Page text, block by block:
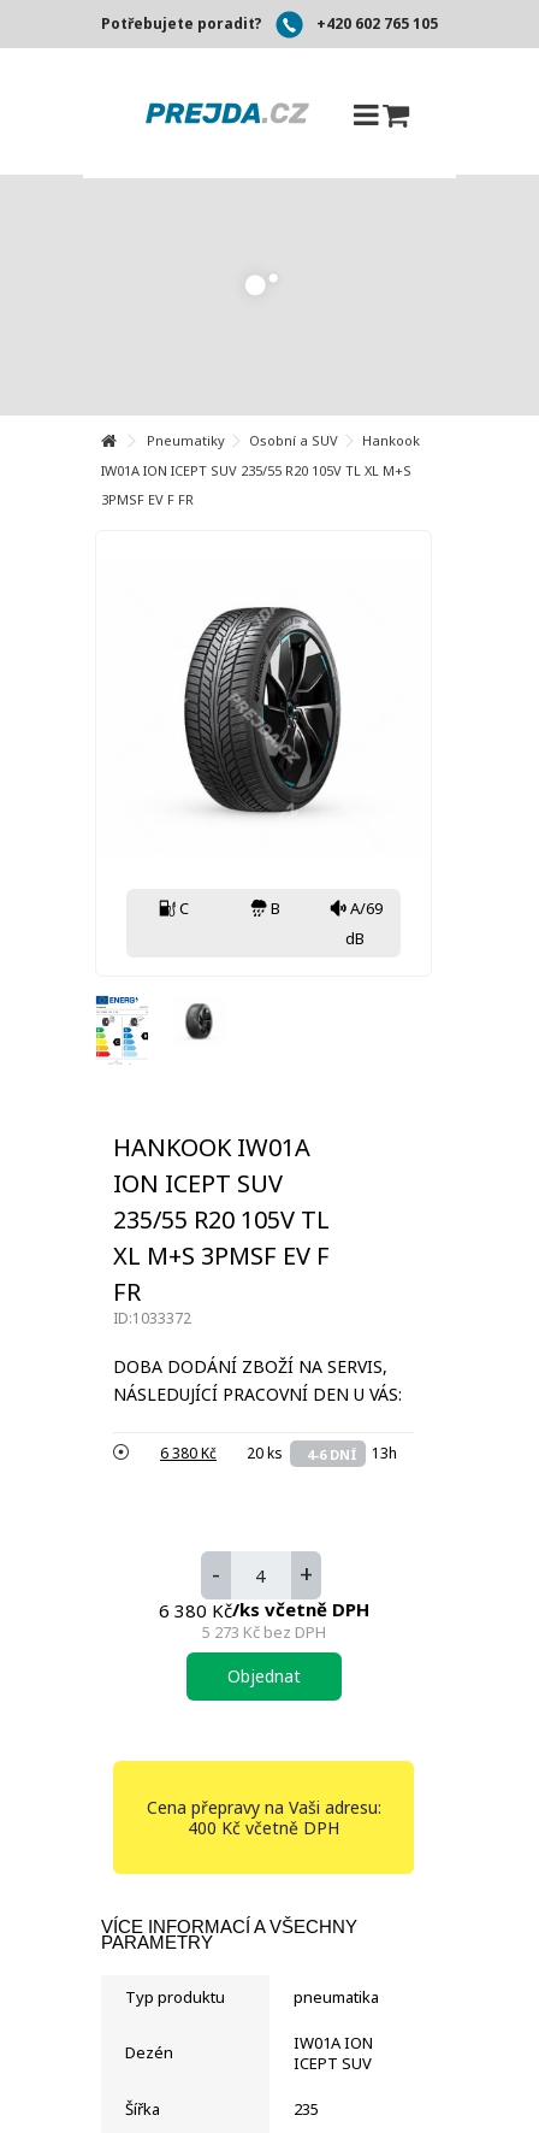
Potřebujete poradit? +420 602 765 105
Pneumatiky Osobní a SUV
Hankook
IW01A ION ICEPT SUV 235/55 R20 105V TL XL M+S
3PMSF EV F FR
C B
A/69
dB
HANKOOK IW01A
ION ICEPT SUV
235/55 R20 105V TL
XL M+S 3PMSF EV F
FR
ID:1033372
DOBA DODÁNÍ ZBOŽÍ NA SERVIS,
NÁSLEDUJÍCÍ PRACOVNÍ DEN U VÁS:
6 380 Kč 20 ks 4-6 DNÍ 13h
- +
6 380 Kč/ks včetně DPH
5 273 Kčbez DPH
Objednat
Cena přepravy na Vaši adresu:
400 Kč včetně DPH
VÍCE INFORMACÍ A VŠECHNY
PARAMETRY
Typ produktu pneumatika
Dezén
IW01A ION
ICEPT SUV
Šířka 235